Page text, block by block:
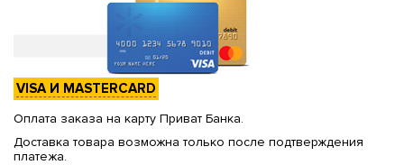
VISA И MASTERCARD
Оплата заказа на карту Приват Банка.
Доставка товара возможна только после подтверждения
платежа.